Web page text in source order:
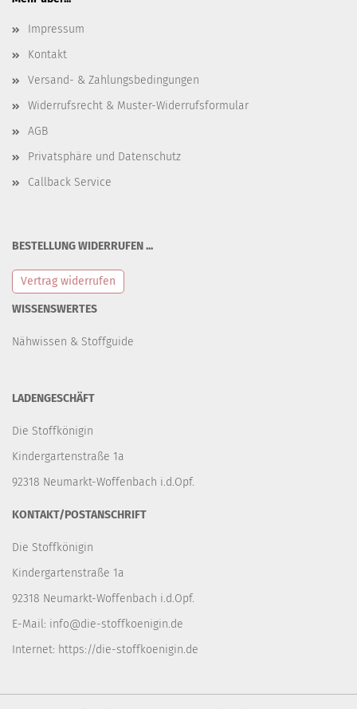
Impressum
Kontakt
Versand- & Zahlungsbedingungen
Widerrufsrecht & Muster-Widerrufsformular
AGB
Privatsphäre und Datenschutz
Callback Service
BESTELLUNG WIDERRUFEN ...
Vertrag widerrufen
WISSENSWERTES
Nähwissen & Stoffguide
LADENGESCHÄFT
Die Stoffkönigin
Kindergartenstraße 1a
92318 Neumarkt-Woffenbach i.d.Opf.
KONTAKT/POSTANSCHRIFT
Die Stoffkönigin
Kindergartenstraße 1a
92318 Neumarkt-Woffenbach i.d.Opf.
E-Mail: info@die-stoffkoenigin.de
Internet: https://die-stoffkoenigin.de